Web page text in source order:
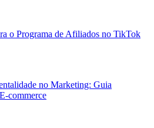
o Programa de Afiliados no TikTok
no Marketing: Guia
commerce